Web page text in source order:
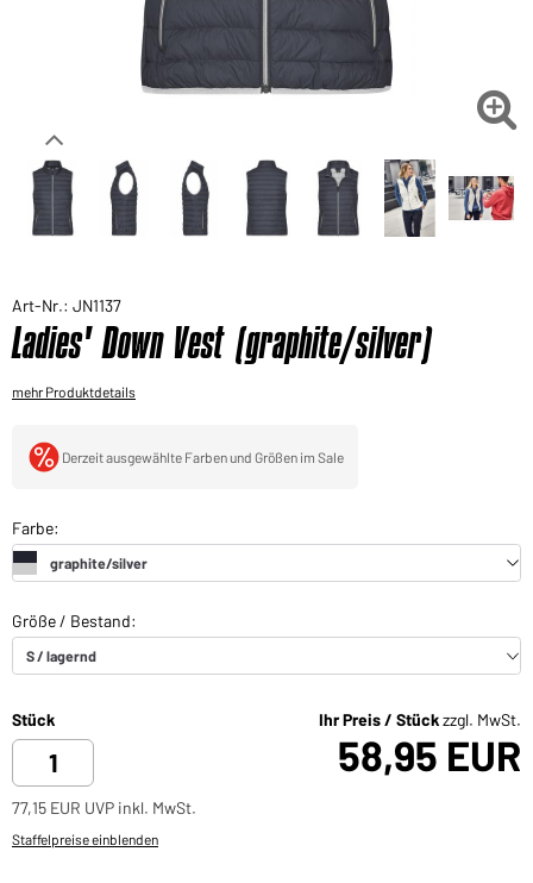
Sie möchten gerne für Ihren privaten Bedarf
Hier geht's zu unserem Endkundenshop 
Art-Nr.: JN1137
Ladies' Down Vest (graphite/silver)
mehr Produktdetails
Derzeit ausgewählte Farben und Größen im Sale
Stück Ihr Preis / Stückzzgl. MwSt.
58,95 EUR
77,15 EUR UVP inkl. MwSt.
Staffelpreise einblenden